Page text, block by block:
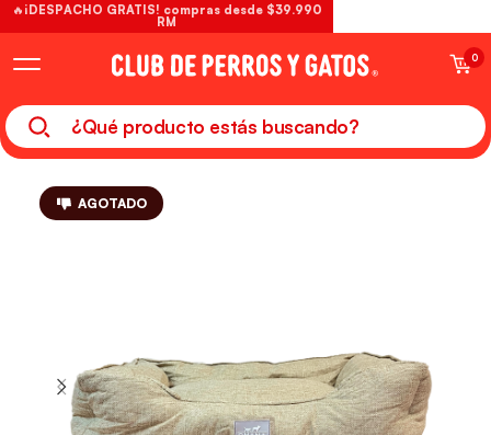
0
AGOTADO
🔥¡DESPACHO GRATIS! compras desde $39.990
RM